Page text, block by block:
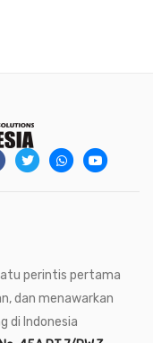
perintis pertama
dan menawarkan
di Indonesia